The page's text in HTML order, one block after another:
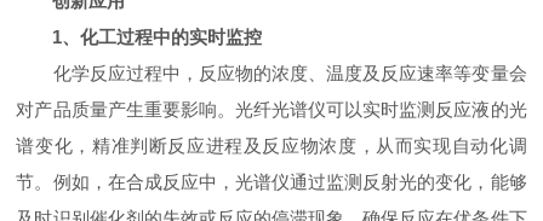
1、化工过程中的实时监控
化学反应过程中，反应物的浓度、温度及反应速率等变量会
对产品质量产生重要影响。光纤光谱仪可以实时监测反应液的光
谱变化，精准判断反应进程及反应物浓度，从而实现自动化调
节。例如，在合成反应中，光谱仪通过监测反射光的变化，能够